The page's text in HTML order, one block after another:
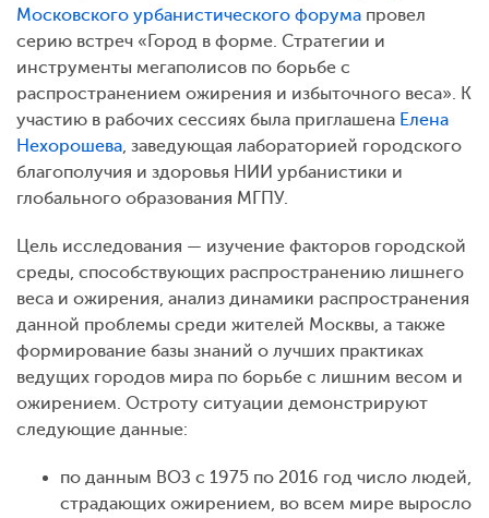
Московского урбанистического форума провел
серию встреч «Город в форме. Стратегии и
инструменты мегаполисов по борьбе с
распространением ожирения и избыточного веса». К
участию в рабочих сессиях была приглашена Елена
Нехорошева, заведующая лабораторией городского
благополучия и здоровья НИИ урбанистики и
глобального образования МГПУ.
Цель исследования — изучение факторов городской
среды, способствующих распространению лишнего
веса и ожирения, анализ динамики распространения
данной проблемы среди жителей Москвы, а также
формирование базы знаний о лучших практиках
ведущих городов мира по борьбе с лишним весом и
ожирением. Остроту ситуации демонстрируют
следующие данные:
по данным ВОЗ c 1975 по 2016 год число людей,
страдающих ожирением, во всем мире выросло